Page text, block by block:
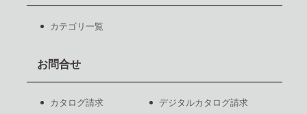
カテゴリ一覧
お問合せ
カタログ請求 デジタルカタログ請求